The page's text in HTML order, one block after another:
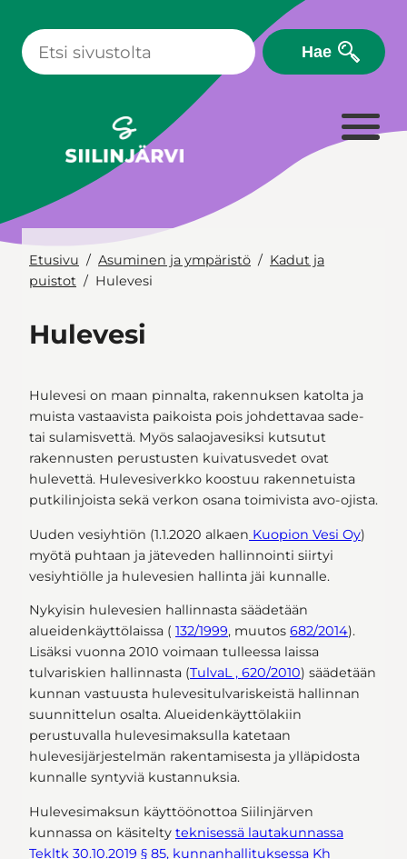
sisältöön
Hae
Etusivu Asuminen ja ympäristö
Kadut ja
puistot
Hulevesi
Hulevesi
Hulevesi on maan pinnalta, rakennuksen katolta ja
muista vastaavista paikoista pois johdettavaa sade-
tai sulamisvettä. Myös salaojavesiksi kutsutut
rakennusten perustusten kuivatusvedet ovat
hulevettä. Hulevesiverkko koostuu rakennetuista
putkilinjoista sekä verkon osana toimivista avo-ojista.
Uuden vesiyhtiön (1.1.2020 alkaen Kuopion Vesi Oy)
myötä puhtaan ja jäteveden hallinnointi siirtyi
vesiyhtiölle ja hulevesien hallinta jäi kunnalle.
Nykyisin hulevesien hallinnasta säädetään
alueidenkäyttölaissa ( 132/1999, muutos 682/2014).
Lisäksi vuonna 2010 voimaan tulleessa laissa
tulvariskien hallinnasta (TulvaL , 620/2010) säädetään
kunnan vastuusta hulevesitulvariskeistä hallinnan
suunnittelun osalta. Alueidenkäyttölakiin
perustuvalla hulevesimaksulla katetaan
hulevesijärjestelmän rakentamisesta ja ylläpidosta
kunnalle syntyviä kustannuksia.
Hulevesimaksun käyttöönottoa Siilinjärven
kunnassa on käsitelty teknisessä lautakunnassa
Tekltk 30.10.2019 § 85, kunnanhallituksessa Kh